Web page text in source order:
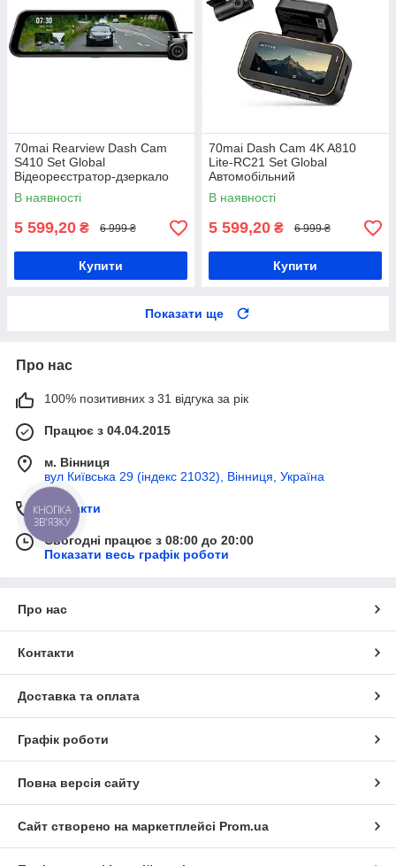
70mai Rearview Dash Cam
S410 Set Global
Відеореєстратор-дзеркало
В наявності
5 599,20 ₴ 6 999 ₴
Купити
70mai Dash Cam 4K A810
Lite-RC21 Set Global
Автомобільний
відеореєстратор
В наявності
5 599,20 ₴ 6 999 ₴
Купити
Показати ще
Про нас
100% позитивних з 31 відгука за рік
Працює з 04.04.2015
м. Вінниця
вул Київська 29 (індекс 21032), Вінниця, Україна
Контакти
Сьогодні працює з 08:00 до 20:00
Показати весь графік роботи
Про нас
Контакти
Доставка та оплата
Графік роботи
Повна версія сайту
Сайт створено на маркетплейсі Prom.ua
КНОПКА
ЗВ'ЯЗКУ